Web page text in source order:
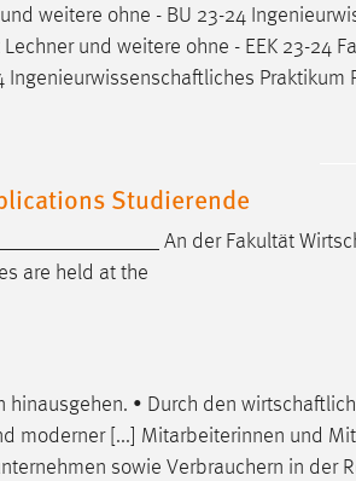
weitere ohne - BU 23-24
und weitere ohne - EEK 23-24
Ingenieurwissenschaftliches Praktikum
Studierende
An der Fakultät
are held at the
• Durch den wirtschaftlich
moderner [...] Mitarbeiterinnen und
sowie Verbrauchern in der